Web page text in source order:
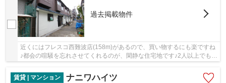
過去掲載物件
近くにはフレスコ西難波店(158m)があるので、買い物するにも楽ですね
♪都会の喧騒を忘れさせてくれるのが、閑静な住宅地です♪2人以上でも、
賃貸 | マンション
ナニワハイツ